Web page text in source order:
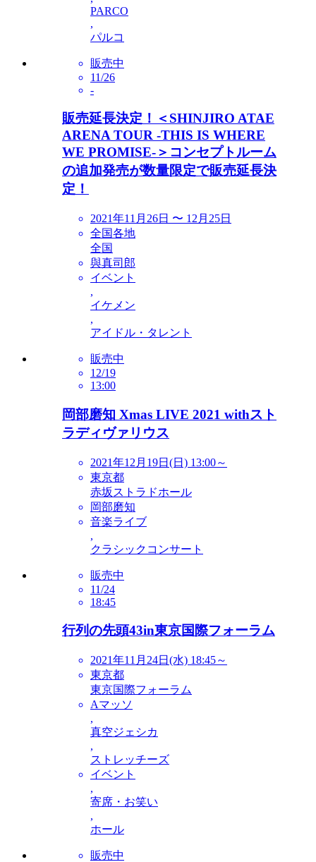
PARCO
,
パルコ
販売中
11/26
-
販売延長決定！＜SHINJIRO ATAE
ARENA TOUR -THIS IS WHERE
WE PROMISE-＞コンセプトルーム
の追加発売が数量限定で販売延長決
定！
2021年11月26日 〜 12月25日
全国各地
全国
與真司郎
イベント
,
イケメン
,
アイドル・タレント
販売中
12/19
13:00
岡部磨知 Xmas LIVE 2021 withスト
ラディヴァリウス
2021年12月19日(日) 13:00～
東京都
赤坂ストラドホール
岡部磨知
音楽ライブ
,
クラシックコンサート
販売中
11/24
18:45
行列の先頭43in東京国際フォーラム
2021年11月24日(水) 18:45～
東京都
東京国際フォーラム
Aマッソ
,
真空ジェシカ
,
ストレッチーズ
イベント
,
寄席・お笑い
,
ホール
販売中